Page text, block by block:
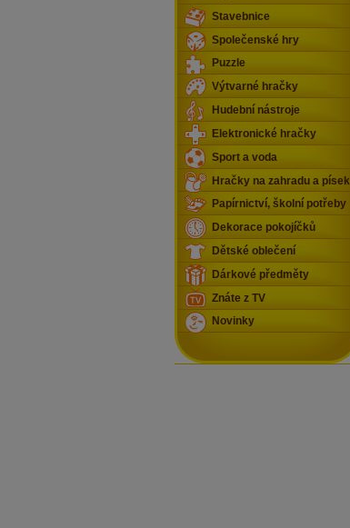
Stavebnice
Společenské hry
Puzzle
Výtvarné hračky
Hudební nástroje
Elektronické hračky
Sport a voda
Hračky na zahradu a písek
Papírnictví, školní potřeby
Dekorace pokojíčků
Dětské oblečení
Dárkové předměty
Znáte z TV
Novinky